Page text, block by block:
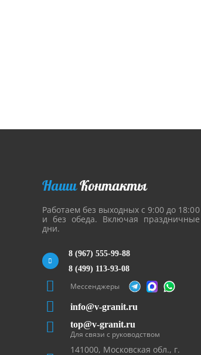
НашиКонтакты
Работаем без выходных с 9:00 до 18:00
и без обеда. Включая праздничные
дни.
8 (967) 555-99-88
8 (499) 113-93-08
Мессенджеры
info@v-granit.ru
top@v-granit.ru
Для связи с руководством
141000, Московская обл., г.